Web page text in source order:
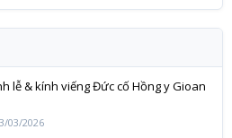
lễ & kính viếng Đức cố Hồng y Gioan
03/2026